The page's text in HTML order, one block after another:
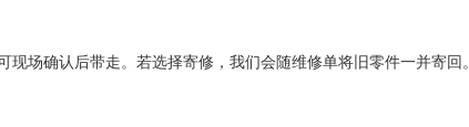
场确认后带走。若选择寄修，我们会随维修单将旧零件一并寄回。